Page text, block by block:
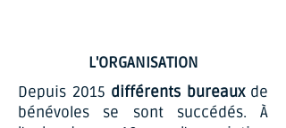
L'ORGANISATION
Depuis 2015 différents bureauxde
bénévoles se sont succédés. À